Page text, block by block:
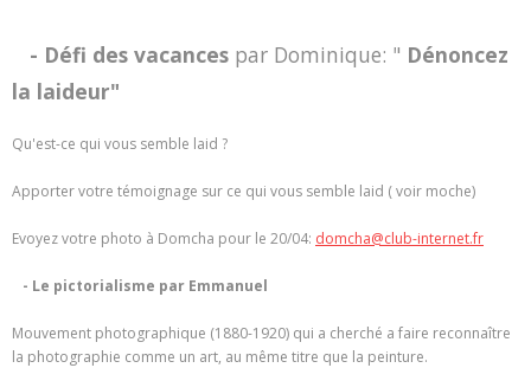
- Défi des vacances par Dominique: " Dénoncez
la laideur"
Qu'est-ce qui vous semble laid ?
Apporter votre témoignage sur ce qui vous semble laid ( voir moche)
Evoyez votre photo à Domcha pour le 20/04: domcha@club-internet.fr
- Le pictorialisme par Emmanuel
Mouvement photographique (1880-1920) qui a cherché a faire reconnaître
la photographie comme un art, au même titre que la peinture.